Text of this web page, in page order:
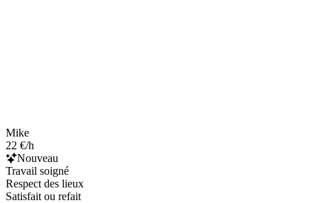
Mike
22 €/h
Nouveau
Travail soigné
Respect des lieux
Satisfait ou refait